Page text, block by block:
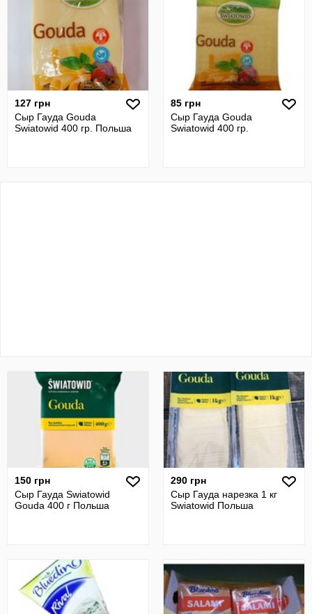
127 грн
Сыр Гауда Gouda
Swiatowid 400 гр. Польша
85 грн
Сыр Гауда Gouda
Swiatowid 400 гр.
150 грн
Сыр Гауда Swiatowid
Gouda 400 г Польша
290 грн
Сыр Гауда нарезка 1 кг
Swiatowid Польша